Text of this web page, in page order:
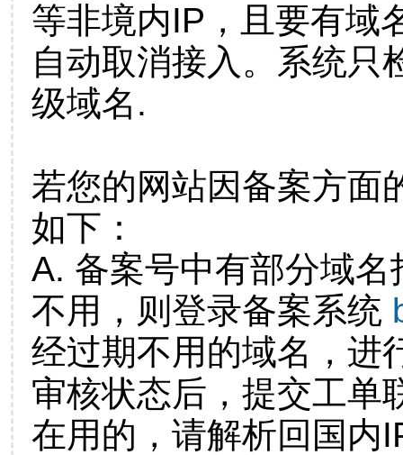
等非境内IP，且要有域
自动取消接入。系统只
级域名.
若您的网站因备案方面
如下：
A. 备案号中有部分域
不用，则登录备案系统
经过期不用的域名，进
审核状态后，提交工单
在用的，请解析回国内